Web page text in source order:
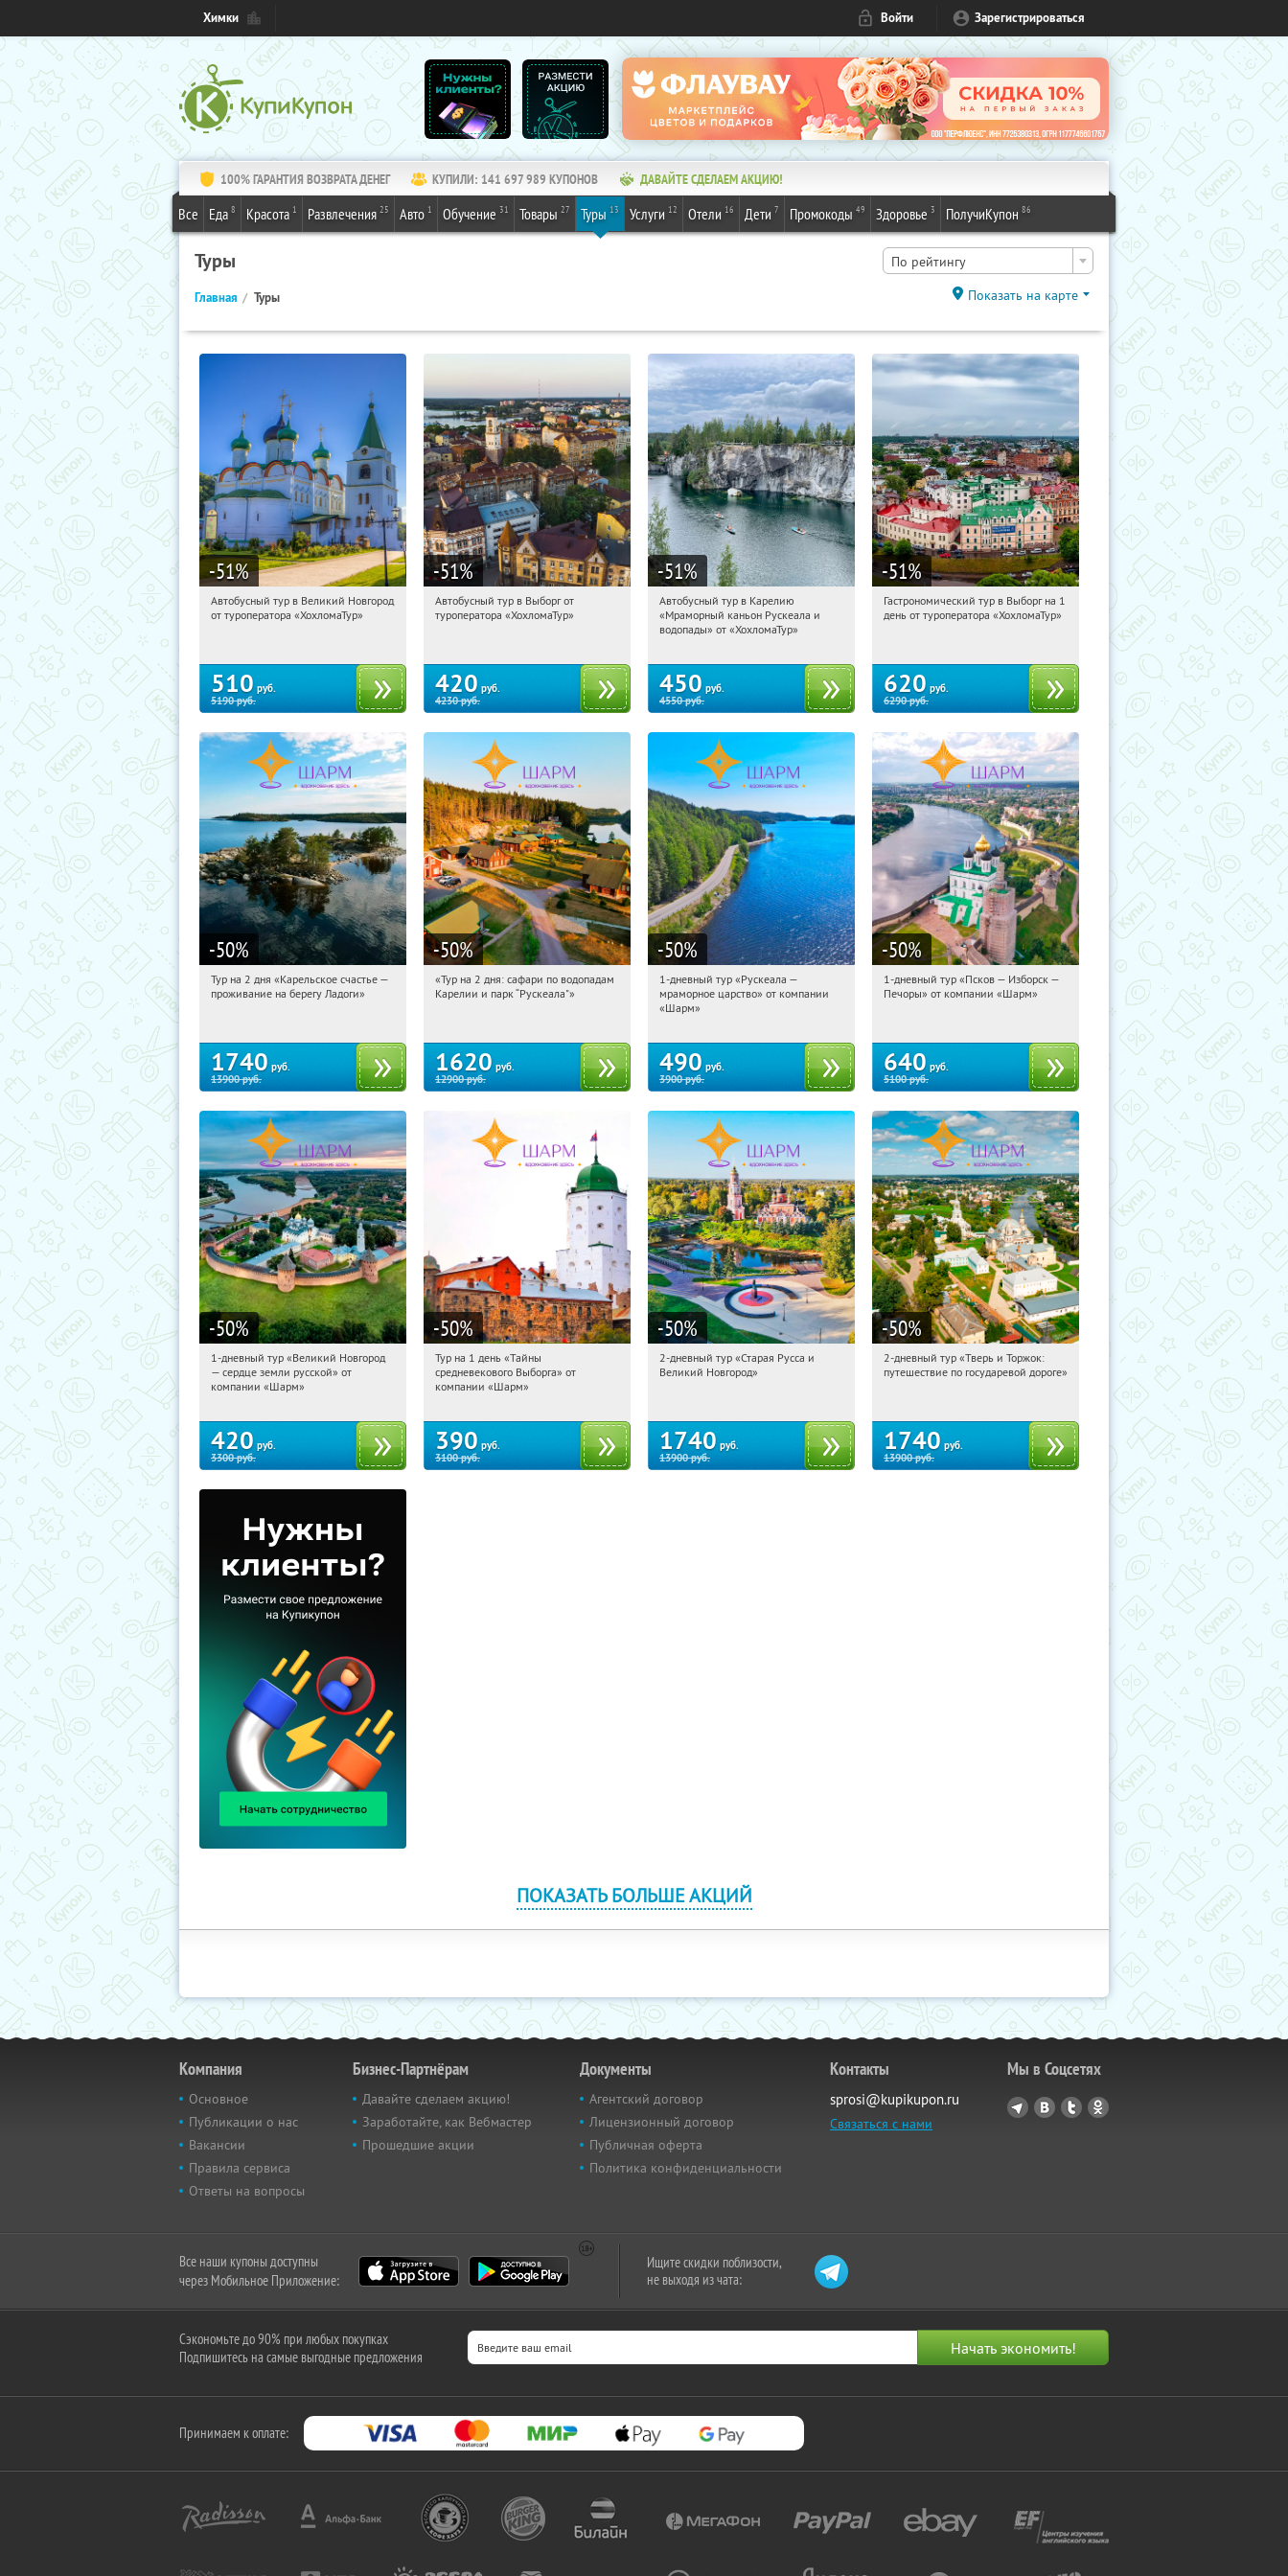
Химки Войти Зарегистрироваться
100% ГАРАНТИЯ ВОЗВРАТА ДЕНЕГ КУПИЛИ: 141 697 991 КУПОНОВ ДАВАЙТЕ СДЕЛАЕМ АКЦИЮ!
Все Еда 8 Красота 1 Развлечения 25 Авто 1 Обучение 31 Товары 27 Туры 13 Услуги 12 Отели 16 Дети 7 Промокоды 49 Здоровье 3 ПолучиКупон 86
Туры По рейтингу
Главная Туры Показать на карте
-51%
11:14:11 Купили:2
Автобусный тур в Великий Новгород
от туроператора «ХохломаТур»
510 руб.
5190руб.
-51%
11:14:11 Купили:
Автобусный тур в Выборг от
туроператора «ХохломаТур»
420 руб.
4230руб.
-51%
11:14:11 Купили:
Сенная площадь
Автобусный тур в Карелию
«Мраморный каньон Рускеала и
водопады» от «ХохломаТур»
450 руб.
4550руб.
-51%
11:14:11 Купили:5
Гастрономический тур в Выборг на 1
день от туроператора «ХохломаТур»
620 руб.
6290руб.
-50%
11:14:11 Купили:39
Тур на 2 дня «Карельское счастье —
проживание на берегу Ладоги»
1740 руб.
13900руб.
-50%
11:14:11 Купили:
«Тур на 2 дня: сафари по водопадам
Карелии и парк “Рускеала"»
1620 руб.
12900руб.
-50%
11:14:11 Купили:
Достоевская
1-дневный тур «Рускеала —
мраморное царство» от компании
«Шарм»
490 руб.
3900руб.
-50%
11:14:11 Купили:12
1-дневный тур «Псков — Изборск —
Печоры» от компании «Шарм»
640 руб.
5100руб.
-50%
11:14:11 Купили:22
Достоевская
1-дневный тур «Великий Новгород
— сердце земли русской» от
компании «Шарм»
420 руб.
3300руб.
-50%
11:14:11
Достоевская
Тур на 1 день «Тайны
средневекового Выборга» от
компании «Шарм»
390 руб.
3100руб.
-50%
11:14:11 Купили:
2-дневный тур «Старая Русса и
Великий Новгород»
1740 руб.
13900руб.
-50%
11:14:11 Купили:
2-дневный тур «Тверь и Торжок:
путешествие по государевой дороге»
1740 руб.
13900руб.
ПОКАЗАТЬ БОЛЬШЕ АКЦИЙ
Компания
Основное
Публикации о нас
Вакансии
Правила сервиса
Ответы на вопросы
Бизнес-Партнёрам
Давайте сделаем акцию!
Заработайте, как Вебмастер
Прошедшие акции
Документы
Агентский договор
Лицензионный договор
Публичная оферта
Политика конфиденциальности
Контакты
sprosi@kupikupon.ru
Связаться с нами
Мы в Соцсетях
Все наши купоны доступны
через Мобильное Приложение:
Ищите скидки поблизости,
не выходя из чата:
Сэкономьте до 90% при любых покупках
Подпишитесь на самые выгодные предложения
Принимаем к оплате: